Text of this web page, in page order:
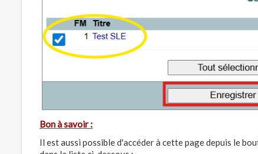
Bon à savoir :
Il est aussi possible d'accéder à cette page depuis le